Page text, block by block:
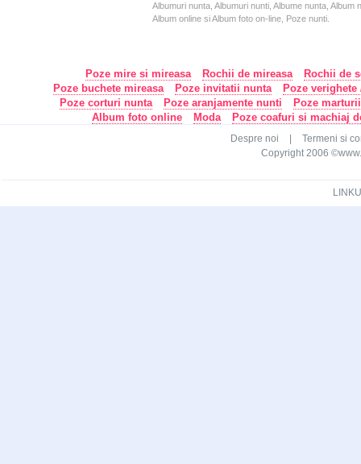
Albumuri nunta, Albumuri nunti, Albume nunta,
Album online si Album foto on-line, Poze nunti.
Poze mire si mireasa Rochii de mireasa
Rochii de
Poze buchete mireasa
Poze invitatii nunta
Poze
Poze corturi nunta
Poze aranjamente nunti
Poze
Album foto online
Moda Poze coafuri si machiaj
Despre noi
Termeni si
Copyright 2006